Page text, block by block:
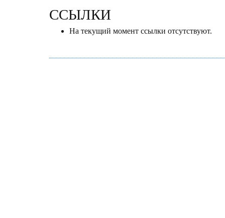
ССЫЛКИ
На текущий момент ссылки отсутствуют.